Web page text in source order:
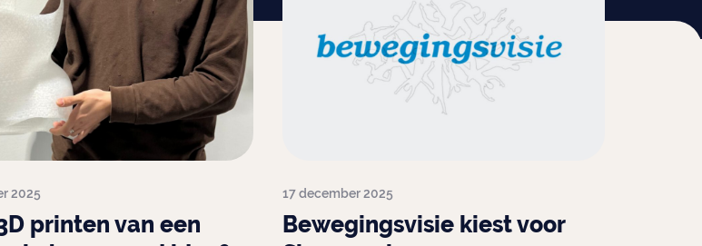
2025
printen van een
17 december 2025
Bewegingsvisie kiest voor